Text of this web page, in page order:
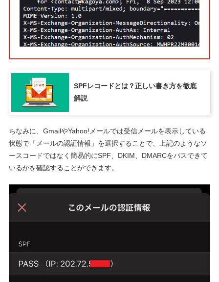
SPFレコードとは？正しい書き方を徹底
解説
ちなみに、GmailやYahoo!メールでは受信メールを表示している
状態で「メールの認証情報」を選択することで、上記のようなソ
ースコードではなく簡易的にSPF、DKIM、DMARCをパスできて
いるかを確認することができます。